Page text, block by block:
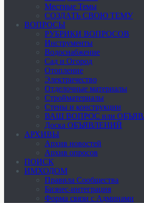
Местные Темы
СОЗДАТЬ СВОЮ ТЕМУ
ВОПРОСЫ
РУБРИКИ ВОПРОСОВ
Инструменты
Водоснабжение
Сад и Огород
Отопление
Электричество
Отделочные материалы
Стройматериалы
Стены и конструкции
ВАШ ВОПРОС или
Доска ОБЪЯВЛЕНИЙ
АРХИВЫ
Архив новостей
Архив опросов
ПОИСК
ИМХОДОМ
Правила Сообщества
Бизнес-интеграция
Форма связи с Админами